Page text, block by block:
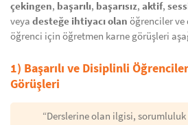
çekingen, başarılı, başarısız, aktif,
veya desteğe ihtiyacı olan öğrenciler ve
öğrenci için öğretmen karne görüşleri
1) Başarılı ve Disiplinli
Görüşleri
“Derslerine olan ilgisi,